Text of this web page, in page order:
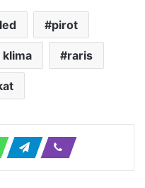
pirot
raris